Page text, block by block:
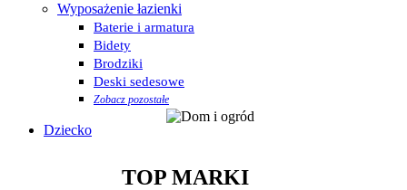
Wyposażenie łazienki
Baterie i armatura
Bidety
Brodziki
Deski sedesowe
Zobacz pozostałe
Dziecko
TOP MARKI